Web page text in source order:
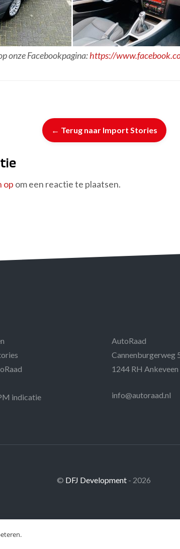
onze Facebookpagina:https://
← Terug naar Import Stories
op om een reactie te plaatsen.
indicatie
AutoRaad
Cannenburgerweg
1244 RH Ankeveen
info@autoraad.nl
© DFJ Development - 2026